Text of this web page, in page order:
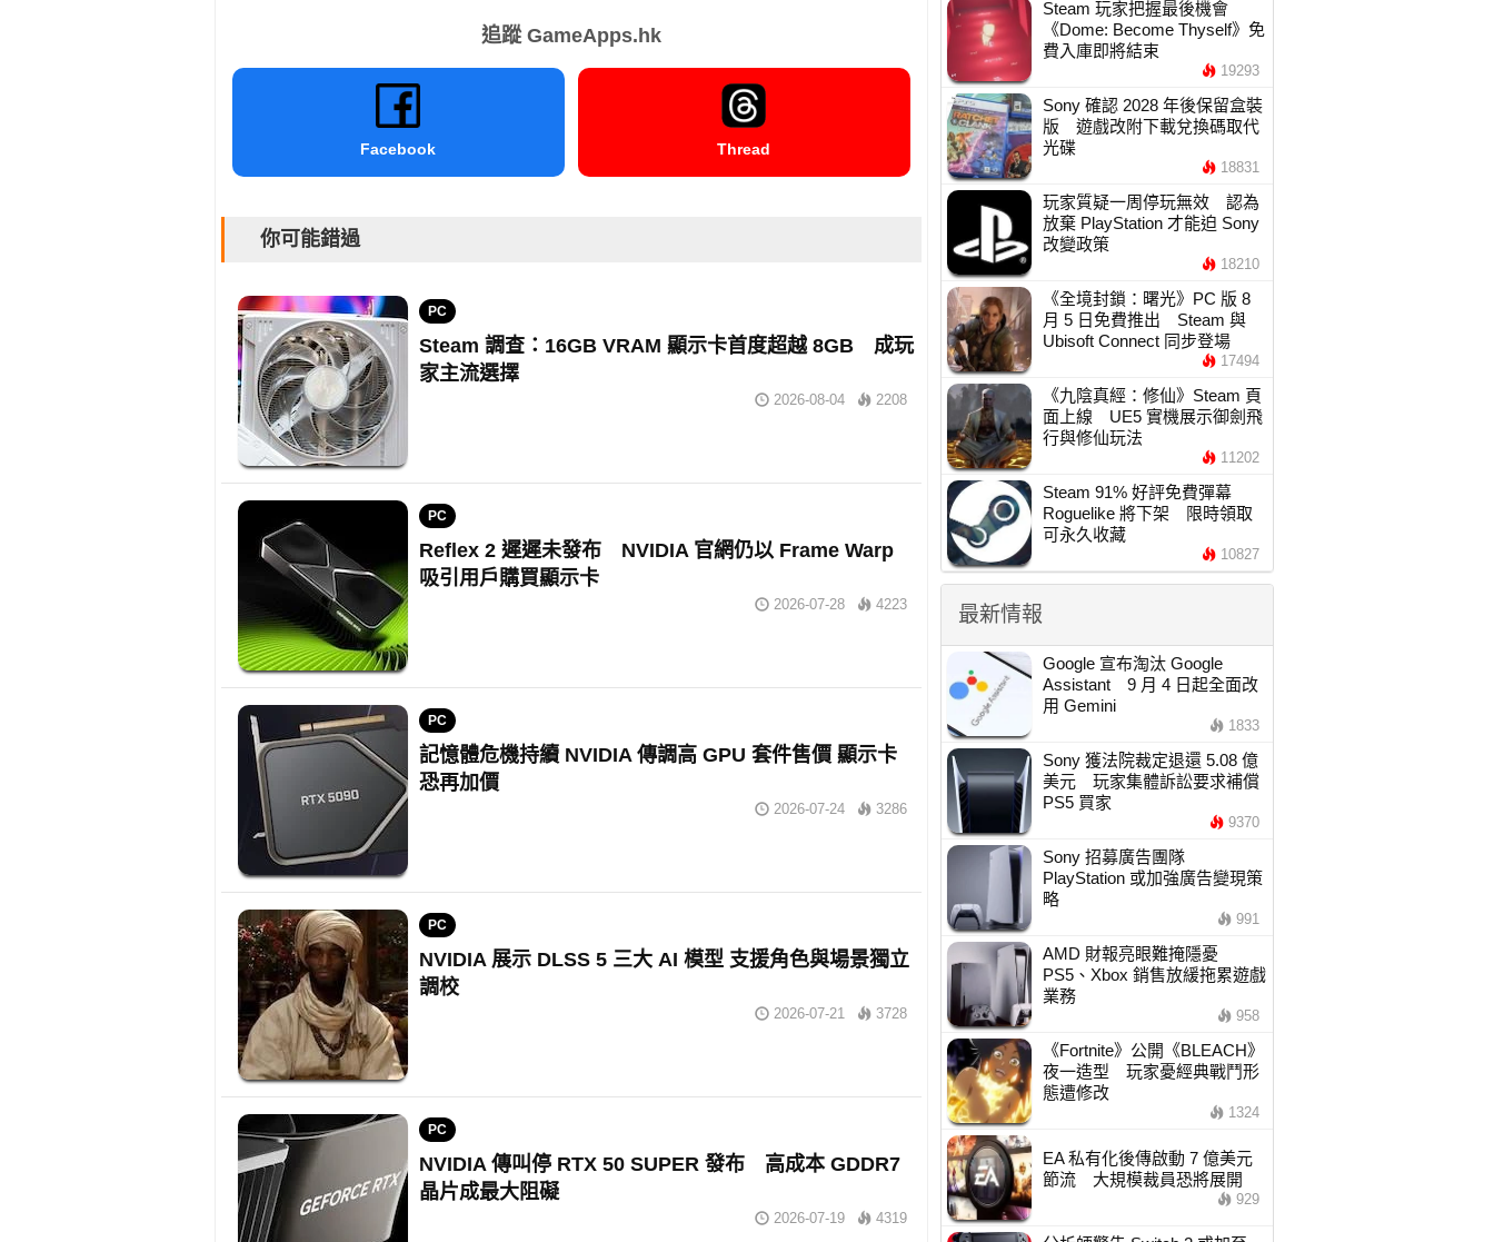
追蹤 GameApps.hk
Facebook Thread
你可能錯過
PC
Steam 調查：16GB VRAM 顯示卡首度超越 8GB 成玩
家主流選擇
2026-08-04 2208
PC
Reflex 2 遲遲未發布 NVIDIA 官網仍以 Frame Warp
吸引用戶購買顯示卡
2026-07-28 4223
PC
記憶體危機持續 NVIDIA 傳調高 GPU 套件售價 顯示卡
恐再加價
2026-07-24 3286
PC
NVIDIA 展示 DLSS 5 三大 AI 模型 支援角色與場景獨立
調校
2026-07-21 3728
PC
NVIDIA 傳叫停 RTX 50 SUPER 發布 高成本 GDDR7
晶片成最大阻礙
2026-07-19 4319
Steam 玩家把握最後機會
《Dome: Become Thyself》免
費入庫即將結束
19293
Sony 確認 2028 年後保留盒裝
版 遊戲改附下載兌換碼取代
光碟
18831
玩家質疑一周停玩無效 認為
放棄 PlayStation 才能迫 Sony
改變政策
18210
《全境封鎖：曙光》PC 版 8
月 5 日免費推出 Steam 與
Ubisoft Connect 同步登場
17494
《九陰真經：修仙》Steam 頁
面上線 UE5 實機展示御劍飛
行與修仙玩法
11202
Steam 91% 好評免費彈幕
Roguelike 將下架 限時領取
可永久收藏
10827
最新情報
Google 宣布淘汰 Google
Assistant 9 月 4 日起全面改
用 Gemini
1833
Sony 獲法院裁定退還 5.08 億
美元 玩家集體訴訟要求補償
PS5 買家
9370
Sony 招募廣告團隊
PlayStation 或加強廣告變現策
略
991
AMD 財報亮眼難掩隱憂
PS5、Xbox 銷售放緩拖累遊戲
業務
958
《Fortnite》公開《BLEACH》
夜一造型 玩家憂經典戰鬥形
態遭修改
1324
EA 私有化後傳啟動 7 億美元
節流 大規模裁員恐將展開
929